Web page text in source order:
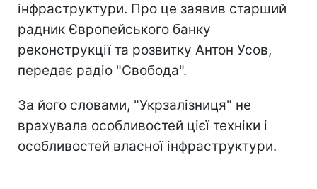
інфраструктури. Про це заявив старший
радник Європейського банку
реконструкції та розвитку Антон Усов,
передає радіо "Свобода".
За його словами, "Укрзалізниця" не
врахувала особливостей цієї техніки і
особливостей власної інфраструктури.